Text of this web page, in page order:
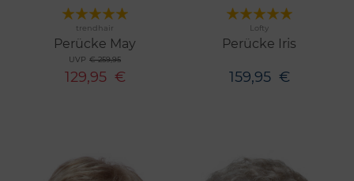
1 Farben Merken
trendhair
Perücke May
UVP € 259,95
129,95 €
10 FarbenLofty
Perücke Iris
159,95 €